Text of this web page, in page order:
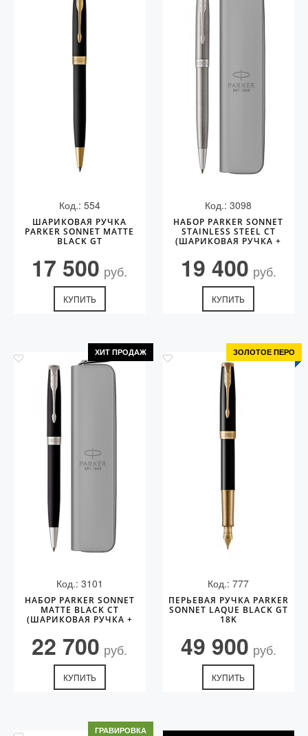
Код.: 554
ШАРИКОВАЯ РУЧКА
PARKER SONNET MATTE
BLACK GT
17 500 руб.
КУПИТЬ
Код.: 3098
НАБОР PARKER SONNET
STAINLESS STEEL CT
(ШАРИКОВАЯ РУЧКА +
19 400 руб.
КУПИТЬ
ХИТ ПРОДАЖ
Код.: 3101
НАБОР PARKER SONNET
MATTE BLACK CT
(ШАРИКОВАЯ РУЧКА +
22 700 руб.
КУПИТЬ
ЗОЛОТОЕ ПЕРО
Код.: 777
ПЕРЬЕВАЯ РУЧКА PARKER
SONNET LAQUE BLACK GT
18K
49 900 руб.
КУПИТЬ
ГРАВИРОВКА
Vector (от 3'156 р.)